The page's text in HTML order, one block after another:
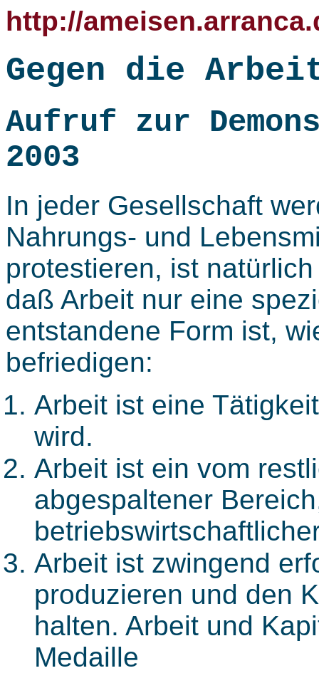
http://
Gegen die
Aufruf zur
2003
In jeder Gesellschaft
Nahrungs- und
protestieren, ist
daß Arbeit nur eine
entstandene Form ist,
befriedigen:
Arbeit ist eine
wird.
Arbeit ist ein vom
abgespaltener
Arbeit ist zwingend
produzieren und den
halten. Arbeit und
Medaille